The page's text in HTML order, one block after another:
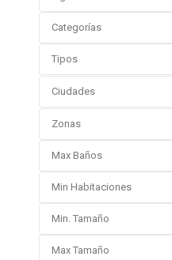
Categorías
Tipos
Ciudades
Zonas